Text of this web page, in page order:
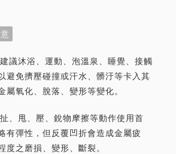
議沐浴、運動、泡溫泉、睡覺、接觸
避免擠壓碰撞或汗水、髒汙等卡入其
屬氧化、脫落、變形等變化。
、甩、壓、銳物摩擦等動作使用首
有彈性，但反覆凹折會造成金屬疲
度之磨損、變形、斷裂。